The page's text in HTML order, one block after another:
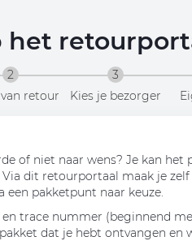
het
2
retour
3
Kies je bezorger
of niet naar wens? Je kan
dit retourportaal maak je
pakketpunt naar keuze.
trace nummer (beginnend
dat je hebt ontvangen en